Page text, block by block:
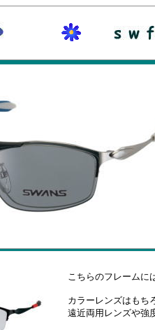
こちらのフレームに
カラーレンズはもち
遠近両用レンズや強